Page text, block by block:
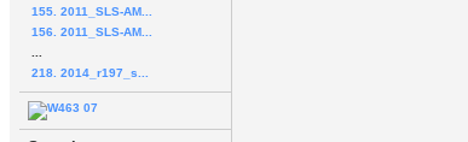
155. 2011_SLS-AM...
156. 2011_SLS-AM...
218. 2014_r197_s...